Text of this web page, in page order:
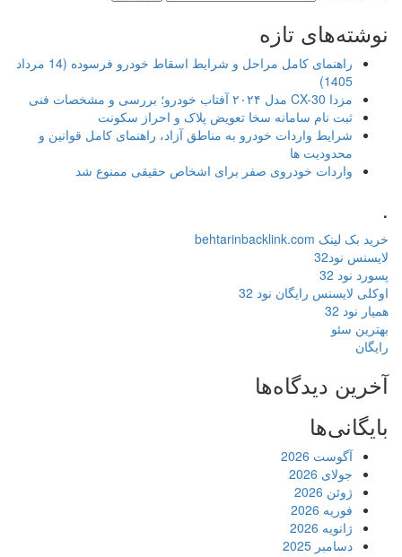
نوشته‌های تازه
راهنمای کامل مراحل و شرایط اسقاط خودرو فرسوده (14 مرداد
1405)
مزدا CX-30 مدل ۲۰۲۴ آفتاب خودرو؛ بررسی و مشخصات فنی
ثبت نام سامانه سخا تعویض پلاک و احراز سکونت
شرایط واردات خودرو به مناطق آزاد، راهنمای کامل قوانین و
محدودیت ها
واردات خودروی صفر برای اشخاص حقیقی ممنوع شد
خرید بک لینک behtarinbacklink.com
لایسنس نود32
پسورد نود 32
اوکلی لایسنس رایگان نود 32
همیار نود 32
بهترین سئو
رایگان
آخرین دیدگاه‌ها
بایگانی‌ها
آگوست 2026
جولای 2026
ژوئن 2026
فوریه 2026
ژانویه 2026
دسامبر 2025